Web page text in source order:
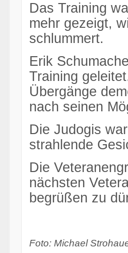
Das Training
mehr gezeigt,
schlummert.
Erik
Training
Übergänge
nach seinen
Die Judogis
strahlende
Die
nächsten
begrüßen zu
Foto: Michael